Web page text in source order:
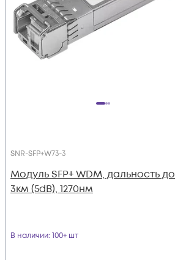
SNR-SFP+W73-3
Модуль SFP+ WDM, дальность до
3км (5dB), 1270нм
В наличии: 100+ шт